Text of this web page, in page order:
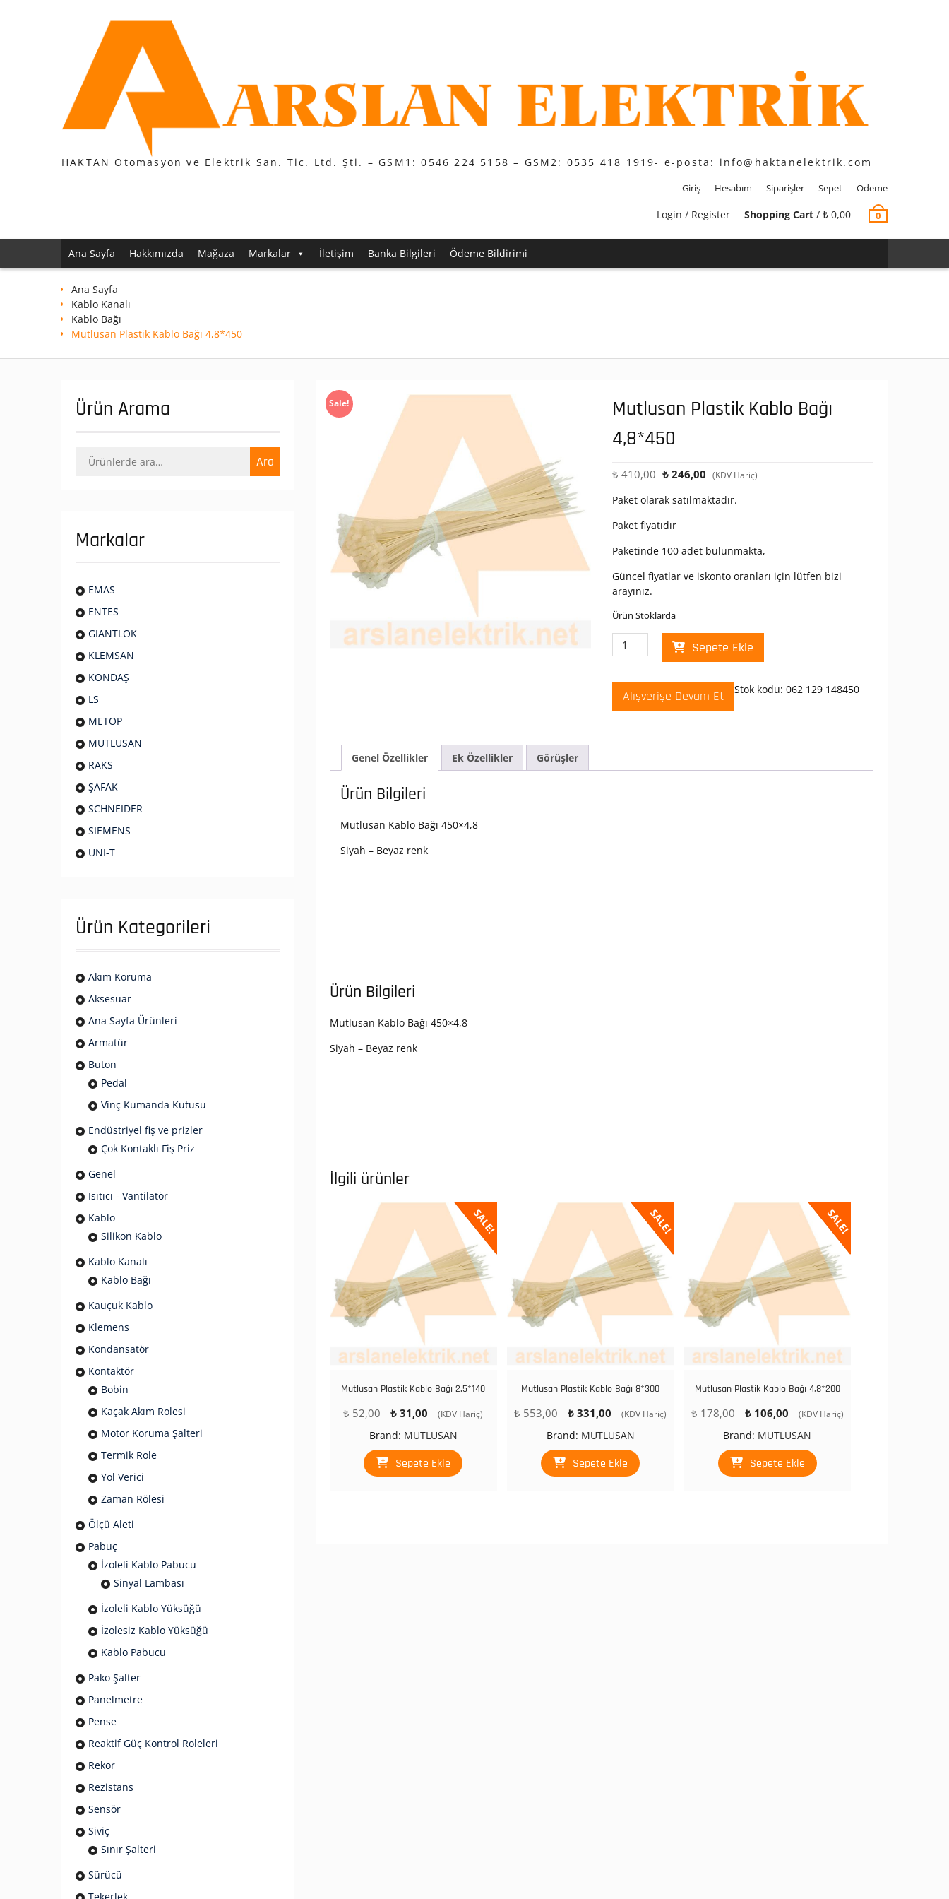
HAKTAN Otomasyon ve Elektrik San. Tic. Ltd. Şti. – GSM1: 0546 224 5158 – GSM2: 0535 418 1919- e-posta: info@haktanelektrik.com
Giriş Hesabım Siparişler Sepet Ödeme
Login / Register Shopping Cart / ₺ 0,00 0
Ana Sayfa Hakkımızda Mağaza Markalar İletişim Banka Bilgileri Ödeme Bildirimi
Ana Sayfa
Kablo Kanalı
Kablo Bağı
Mutlusan Plastik Kablo Bağı 4,8*450
Sale!
Mutlusan Plastik Kablo Bağı
4,8*450
₺410,00 Orijinal
₺ 410,00.
₺ 246,00 Şu
fiyat:
(KDV Hariç)
Paket olarak satılmaktadır.
Paket fiyatıdır
Paketinde 100 adet bulunmakta,
Güncel fiyatlar ve iskonto oranları için lütfen bizi
arayınız.
Ürün Stoklarda
Mutlusan
Plastik
Bağı
4,8*450
adet
Sepete Ekle
Alışverişe Devam Et Stok kodu:062 129 148450
Genel Özellikler Ek Özellikler Görüşler
Ürün Bilgileri
Mutlusan Kablo Bağı 450×4,8
Siyah – Beyaz renk
Ürün Bilgileri
Mutlusan Kablo Bağı 450×4,8
Siyah – Beyaz renk
İlgili ürünler
SALE!
Mutlusan Plastik Kablo Bağı 2.5*140
₺52,00
Orijinal
fiyat:
₺ 52,00.
₺ 31,00
Şu
fiyat:
₺ 31,00.
(KDV Hariç)
Brand: MUTLUSAN
Sepete Ekle
SALE!
Mutlusan Plastik Kablo Bağı 8*300
₺553,00
Orijinal
fiyat:
₺ 553,00.
₺ 331,00
Şu
fiyat:
₺ 331,00.
(KDV Hariç)
Brand: MUTLUSAN
Sepete Ekle
SALE!
Mutlusan Plastik Kablo Bağı 4,8*200
₺178,00
Orijinal
fiyat:
₺ 178,00.
₺106,00
Şu
fiyat:
₺ 106,00.
(KDV Hariç)
Brand: MUTLUSAN
Sepete Ekle
Ürün Arama
Ara: Ara
Markalar
EMAS
ENTES
GIANTLOK
KLEMSAN
KONDAŞ
LS
METOP
MUTLUSAN
RAKS
ŞAFAK
SCHNEIDER
SIEMENS
UNI-T
Ürün Kategorileri
Akım Koruma
Aksesuar
Ana Sayfa Ürünleri
Armatür
Buton
Pedal
Vinç Kumanda Kutusu
Endüstriyel fiş ve prizler
Çok Kontaklı Fiş Priz
Genel
Isıtıcı - Vantilatör
Kablo
Silikon Kablo
Kablo Kanalı
Kablo Bağı
Kauçuk Kablo
Klemens
Kondansatör
Kontaktör
Bobin
Kaçak Akım Rolesi
Motor Koruma Şalteri
Termik Role
Yol Verici
Zaman Rölesi
Ölçü Aleti
Pabuç
İzoleli Kablo Pabucu
Sinyal Lambası
İzoleli Kablo Yüksüğü
İzolesiz Kablo Yüksüğü
Kablo Pabucu
Pako Şalter
Panelmetre
Pense
Reaktif Güç Kontrol Roleleri
Rekor
Rezistans
Sensör
Siviç
Sınır Şalteri
Sürücü